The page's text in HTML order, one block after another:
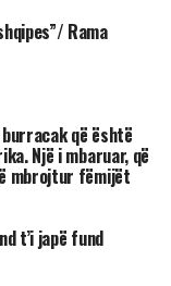
Rama
që është
Një i mbaruar, që
mbrojtur fëmijët
t’i japë fund